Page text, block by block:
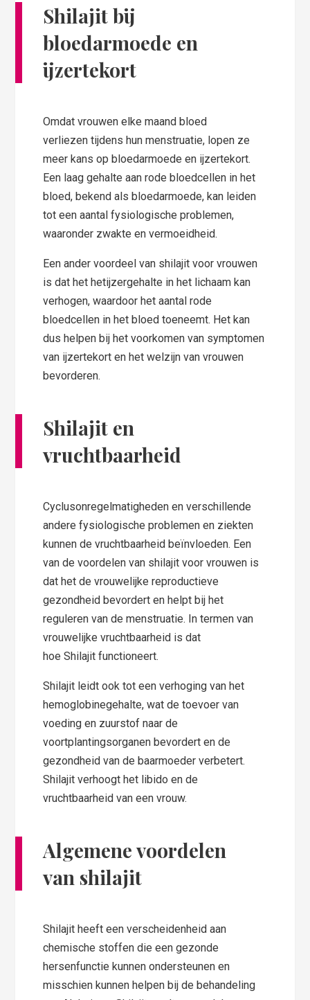
Shilajit bij
bloedarmoede en
ijzertekort
Omdat vrouwen elke maand bloed
verliezen tijdens hun menstruatie, lopen ze
meer kans op bloedarmoede en ijzertekort.
Een laag gehalte aan rode bloedcellen in het
bloed, bekend als bloedarmoede, kan leiden
tot een aantal fysiologische problemen,
waaronder zwakte en vermoeidheid.
Een ander voordeel van shilajit voor vrouwen
is dat het hetijzergehalte in het lichaam kan
verhogen, waardoor het aantal rode
bloedcellen in het bloed toeneemt. Het kan
dus helpen bij het voorkomen van symptomen
van ijzertekort en het welzijn van vrouwen
bevorderen.
Shilajit en
vruchtbaarheid
Cyclusonregelmatigheden en verschillende
andere fysiologische problemen en ziekten
kunnen de vruchtbaarheid beïnvloeden. Een
van de voordelen van shilajit voor vrouwen is
dat het de vrouwelijke reproductieve
gezondheid bevordert en helpt bij het
reguleren van de menstruatie. In termen van
vrouwelijke vruchtbaarheid is dat
hoe Shilajit functioneert.
Shilajit leidt ook tot een verhoging van het
hemoglobinegehalte, wat de toevoer van
voeding en zuurstof naar de
voortplantingsorganen bevordert en de
gezondheid van de baarmoeder verbetert.
Shilajit verhoogt het libido en de
vruchtbaarheid van een vrouw.
Algemene voordelen
van shilajit
Shilajit heeft een verscheidenheid aan
chemische stoffen die een gezonde
hersenfunctie kunnen ondersteunen en
misschien kunnen helpen bij de behandeling